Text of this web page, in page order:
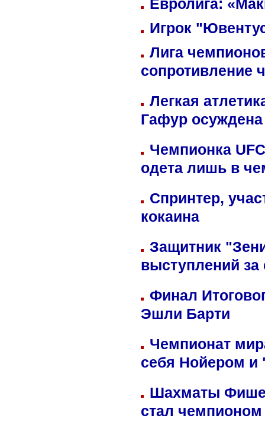
Евролига:
Игрок
Лига
сопротивление
Легкая
Гафур осуждена
Чемпионка
одета лишь в
Спринтер,
кокаина
Защитник
выступлений
Финал
Эшли Барти
Чемпионат
себя Нойером и
Шахматы
стал